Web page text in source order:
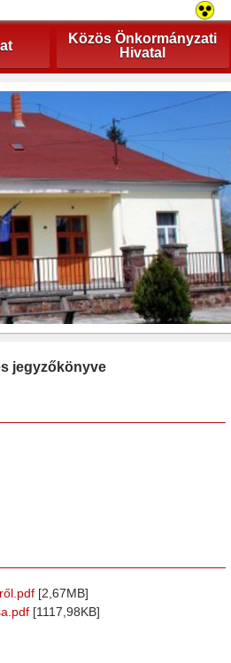
Közös Önkormányzati
Hivatal
jegyzőkönyve
[2,67MB]
[1117,98KB]